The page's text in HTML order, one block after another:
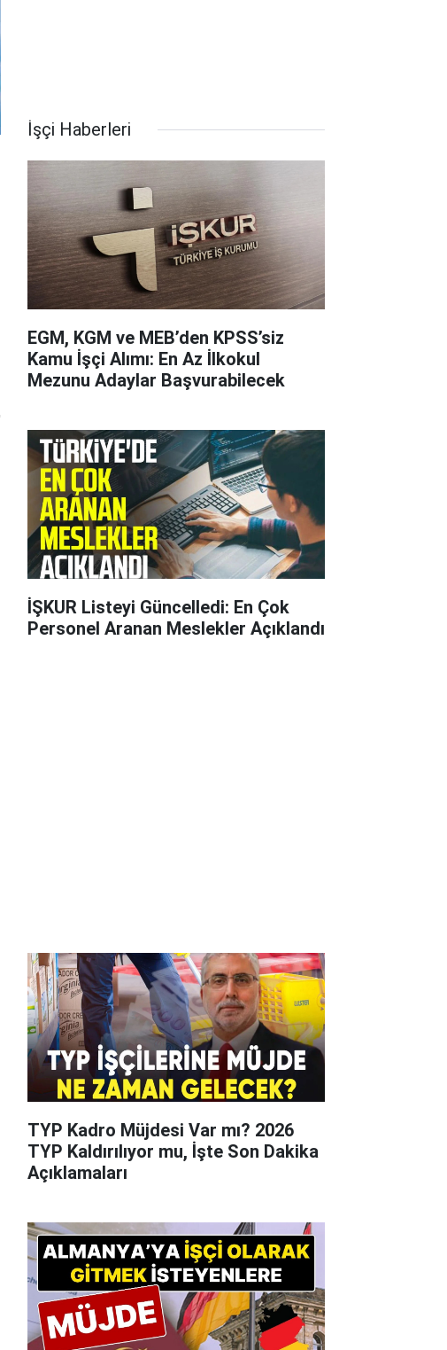
İşçi Haberleri
EGM, KGM ve MEB’den KPSS’siz
Kamu İşçi Alımı: En Az İlkokul
Mezunu Adaylar Başvurabilecek
İŞKUR Listeyi Güncelledi: En Çok
Personel Aranan Meslekler Açıklandı
TYP Kadro Müjdesi Var mı? 2026
TYP Kaldırılıyor mu, İşte Son Dakika
Açıklamaları